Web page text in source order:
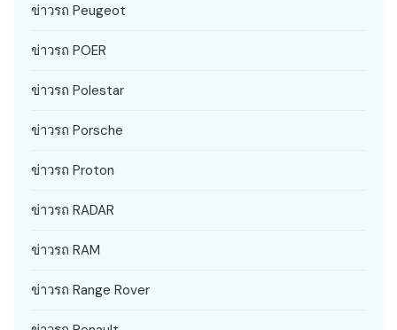
ข่าวรถ Peugeot
ข่าวรถ POER
ข่าวรถ Polestar
ข่าวรถ Porsche
ข่าวรถ Proton
ข่าวรถ RADAR
ข่าวรถ RAM
ข่าวรถ Range Rover